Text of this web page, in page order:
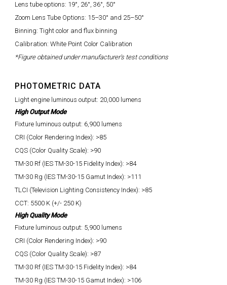
Lens tube options: 19°, 26°, 36°, 50°
Zoom Lens Tube Options: 15–30° and 25–50°
Binning: Tight color and flux binning
Calibration: White Point Color Calibration
*Figure obtained under manufacturer's test conditions
PHOTOMETRIC DATA
Light engine luminous output: 20,000 lumens
High Output Mode
Fixture luminous output: 6,900 lumens
CRI (Color Rendering Index): >85
CQS (Color Quality Scale): >90
TM-30 Rf (IES TM-30-15 Fidelity Index): >84
TM-30 Rg (IES TM-30-15 Gamut Index): >111
TLCI (Television Lighting Consistency Index): >85
CCT: 5500 K (+/- 250 K)
High Quality Mode
Fixture luminous output: 5,900 lumens
CRI (Color Rendering Index): >90
CQS (Color Quality Scale): >87
TM-30 Rf (IES TM-30-15 Fidelity Index): >84
TM-30 Rg (IES TM-30-15 Gamut Index): >106